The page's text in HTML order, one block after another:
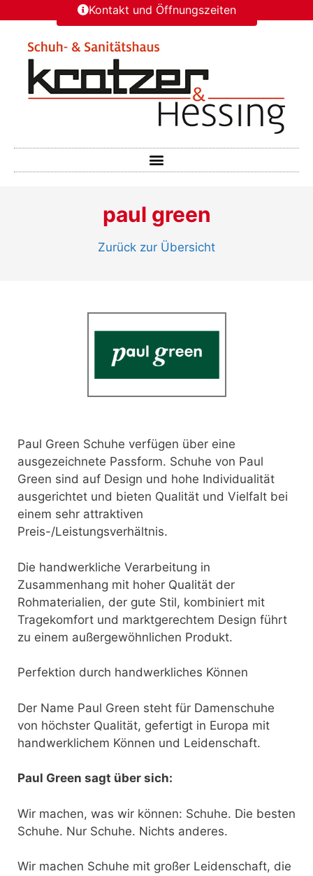
Kontakt und Öffnungszeiten
paul green
Zurück zur Übersicht
Paul Green Schuhe verfügen über eine
ausgezeichnete Passform. Schuhe von Paul
Green sind auf Design und hohe Individualität
ausgerichtet und bieten Qualität und Vielfalt bei
einem sehr attraktiven
Preis-/Leistungsverhältnis.
Die handwerkliche Verarbeitung in
Zusammenhang mit hoher Qualität der
Rohmaterialien, der gute Stil, kombiniert mit
Tragekomfort und marktgerechtem Design führt
zu einem außergewöhnlichen Produkt.
Perfektion durch handwerkliches Können
Der Name Paul Green steht für Damenschuhe
von höchster Qualität, gefertigt in Europa mit
handwerklichem Können und Leidenschaft.
Paul Green sagt über sich:
Wir machen, was wir können: Schuhe. Die besten
Schuhe. Nur Schuhe. Nichts anderes.
Wir machen Schuhe mit großer Leidenschaft, die